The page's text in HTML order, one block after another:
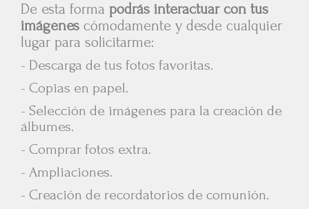
De esta forma podrás interactuar con tus
imágenes cómodamente y desde cualquier
lugar para solicitarme:
- Descarga de tus fotos favoritas.
- Copias en papel.
- Selección de imágenes para la creación de
álbumes.
- Comprar fotos extra.
- Ampliaciones.
- Creación de recordatorios de comunión.